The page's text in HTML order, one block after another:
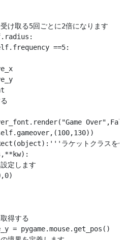
け取る5回ごとに2倍になります
==5:
ラケットクラスを
定します
得する
= pygame.mouse.get_pos()